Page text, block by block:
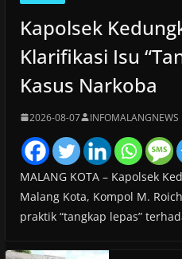
Kapolsek
Klarifikasi Isu
Kasus Narkoba
2026-08-07 INFOMALANGNEWS
MALANG KOTA – Kapolsek
Malang Kota, Kompol M.
praktik “tangkap lepas”